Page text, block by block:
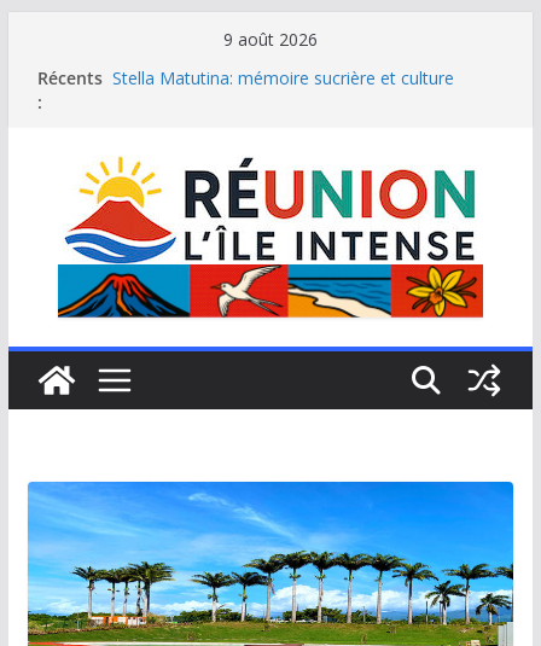
contenu
9 août 2026
Récents
:
Stella Matutina: mémoire sucrière et culture
Une journée de détente à l’Hôtel Iloha à Saint Leu
Le samoussa de La Réunion, emblème de l’île
intense
Le Musée du sel de Saint Leu: site culturel à
découvrir